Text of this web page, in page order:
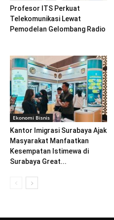
Profesor ITS Perkuat
Telekomunikasi Lewat
Pemodelan Gelombang Radio
Ekonomi Bisnis
Kantor Imigrasi Surabaya Ajak
Masyarakat Manfaatkan
Kesempatan Istimewa di
Surabaya Great...